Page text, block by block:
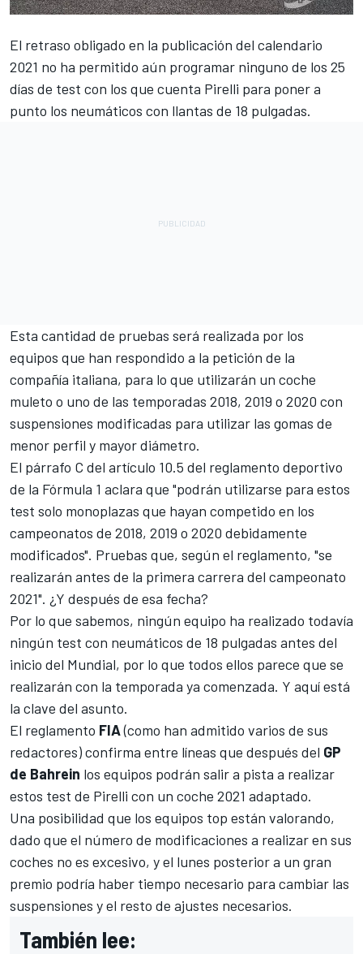
El retraso obligado en la publicación del calendario
2021 no ha permitido aún programar ninguno de los 25
días de test con los que cuenta Pirelli para poner a
punto los neumáticos con llantas de 18 pulgadas.
Esta cantidad de pruebas será realizada por los
equipos que han respondido a la petición de la
compañía italiana, para lo que utilizarán un coche
muleto o uno de las temporadas 2018, 2019 o 2020 con
suspensiones modificadas para utilizar las gomas de
menor perfil y mayor diámetro.
El párrafo C del artículo 10.5 del reglamento deportivo
de la Fórmula 1 aclara que "podrán utilizarse para estos
test solo monoplazas que hayan competido en los
campeonatos de 2018, 2019 o 2020 debidamente
modificados". Pruebas que, según el reglamento, "se
realizarán antes de la primera carrera del campeonato
2021". ¿Y después de esa fecha?
Por lo que sabemos, ningún equipo ha realizado todavía
ningún test con neumáticos de 18 pulgadas antes del
inicio del Mundial, por lo que todos ellos parece que se
realizarán con la temporada ya comenzada. Y aquí está
la clave del asunto.
El reglamento FIA(como han admitido varios de sus
redactores) confirma entre líneas que después del GP
de Bahrein los equipos podrán salir a pista a realizar
estos test de Pirelli con un coche 2021 adaptado.
Una posibilidad que los equipos top están valorando,
dado que el número de modificaciones a realizar en sus
coches no es excesivo, y el lunes posterior a un gran
premio podría haber tiempo necesario para cambiar las
suspensiones y el resto de ajustes necesarios.
También lee: